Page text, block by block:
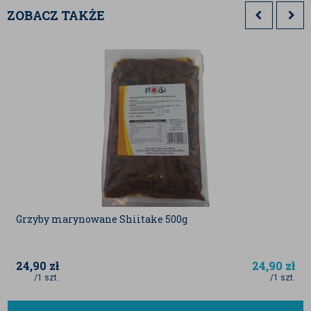
ZOBACZ TAKŻE
Grzyby marynowane Shiitake 500g
24,90 zł
/1 szt.
24,90 zł
/1 szt.